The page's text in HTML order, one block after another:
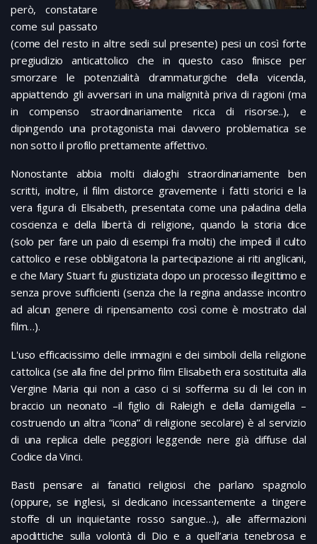
però, constatare
come sul passato
(come del resto in altre sedi sul presente) pesi un così forte
pregiudizio anticattolico che in questo caso finisce per
smorzare le potenzialità drammaturgiche della vicenda,
appiattendo gli avversari in una malignità priva di ragioni (ma
in compenso straordinariamente ricca di risorse..), e
dipingendo una protagonista mai davvero problematica se
non sotto il profilo prettamente affettivo.
Nonostante abbia molti dialoghi straordinariamente ben
scritti, inoltre, il film distorce gravemente i fatti storici e la
vera figura di Elisabeth, presentata come una paladina della
coscienza e della libertà di religione, quando la storia dice
(solo per fare un paio di esempi fra molti) che impedì il culto
cattolico e rese obbligatoria la partecipazione ai riti anglicani,
e che Mary Stuart fu giustiziata dopo un processo illegittimo e
senza prove sufficienti (senza che la regina andasse incontro
ad alcun genere di ripensamento così come è mostrato dal
film…).
L'uso efficacissimo delle immagini e dei simboli della religione
cattolica (se alla fine del primo film Elisabeth era sostituita alla
Vergine Maria qui non a caso ci si sofferma su di lei con in
braccio un neonato –il figlio di Raleigh e della damigella –
costruendo un altra “icona” di religione secolare) è al servizio
di una replica delle peggiori leggende nere già diffuse dal
Codice da Vinci.
Basti pensare ai fanatici religiosi che parlano spagnolo
(oppure, se inglesi, si dedicano incessantemente a tingere
stoffe di un inquietante rosso sangue…), alle affermazioni
apodittiche sulla volontà di Dio e a quell’aria tenebrosa e